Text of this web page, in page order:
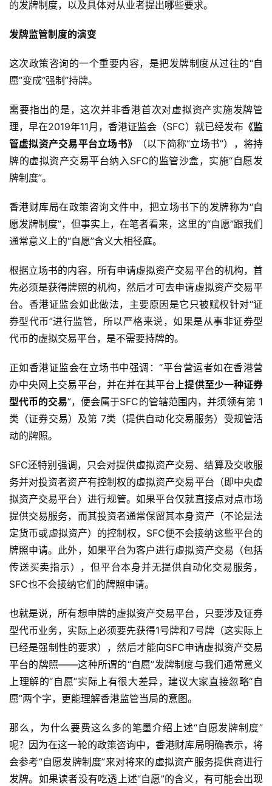
的发牌制度，以及具体对从业者提出哪些要求。
发牌监管制度的演变
这次政策咨询的一个重要内容，是把发牌制度从过往的“自
愿”变成“强制”持牌。
需要指出的是，这次并非香港首次对虚拟资产实施发牌管
理，早在2019年11月，香港证监会（SFC）就已经发布 《监
管虚拟资产交易平台立场书》
（以下简称“立场书”），将持
牌的虚拟资产交易平台纳入SFC的监管沙盒，实施“自愿发
牌制度”。
香港财库局在政策咨询文件中，把立场书下的发牌称为“自
愿发牌制度”，但事实上，在笔者看来，这里的“自愿”跟我们
通常意义上的“自愿”含义大相径庭。
根据立场书的内容，所有申请虚拟资产交易平台的机构，首
先必须是获得牌照的机构，然后才可去申请虚拟资产交易平
台。香港证监会如此做法，主要原因是它只被赋权针对“证
券型代币”进行监管，所以严格来说，如果是从事非证券型
代币的虚拟交易平台，是不需要持牌的。
正如香港证监会在立场书中强调：“平台营运者如在香港营
办中央网上交易平台，并在并在其平台上提供至少一种证券
型代币的交易”，便会属于SFC的管辖范围内，并须领有第 1
类（证券交易）及第 7类（提供自动化交易服务）受规管活
动的牌照。
SFC还特别强调，只会对提供虚拟资产交易、结算及交收服
务并对投资者资产有控制权的虚拟资产交易平台（即中央虚
拟资产交易平台）进行规管。如果平台仅就直接点对点市场
提供交易服务，而其投资者通常保留其本身资产（不论是法
定货币或虚拟资产）的控制权，SFC便不会接纳这些平台的
牌照申请。此外，如果平台为客户进行虚拟资产交易（包括
传送买卖指示），但平台本身并无提供自动化交易服务，
SFC也不会接纳它们的牌照申请。
也就是说，所有想申牌的虚拟资产交易平台，只要涉及证券
型代币业务，实际上必须要先获得1号牌和7号牌（这实际上
已经是强制性的要求），然后才能向SFC申请虚拟资产交易
平台的牌照——这种所谓的“自愿”发牌制度与我们通常意义
上理解的“自愿”实际上有很大差异，建议大家直接忽略“自
愿”两个字，更能理解香港监管当局的意图。
那么，为什么要费这么多的笔墨介绍上述“自愿发牌制度”
呢？因为在这一轮的政策咨询中，香港财库局明确表示，将
会参考“自愿发牌制度”来对将来的虚拟资产服务提供商进行
发牌。如果读者没有吃透上述“自愿”的含义，有可能会出现